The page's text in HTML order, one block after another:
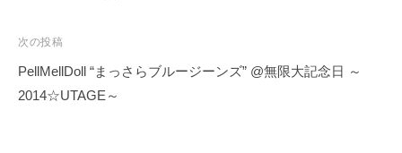
ビ
ゲ
ー
次の投稿
PellMellDoll “まっさらブルージーンズ” @無限大記念日 ～
2014☆UTAGE～